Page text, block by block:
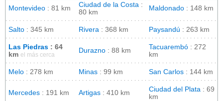
Montevideo : 81 km Ciudad de la Costa :
80 km
Maldonado : 148 km
Salto : 345 km Rivera : 368 km Paysandú : 263 km
Las Piedras : 64
km el más cerca
Durazno : 88 km Tacuarembó : 272
km
Melo : 278 km Minas : 99 km San Carlos : 144 km
Mercedes : 191 km Artigas : 410 km Ciudad del Plata : 69
km